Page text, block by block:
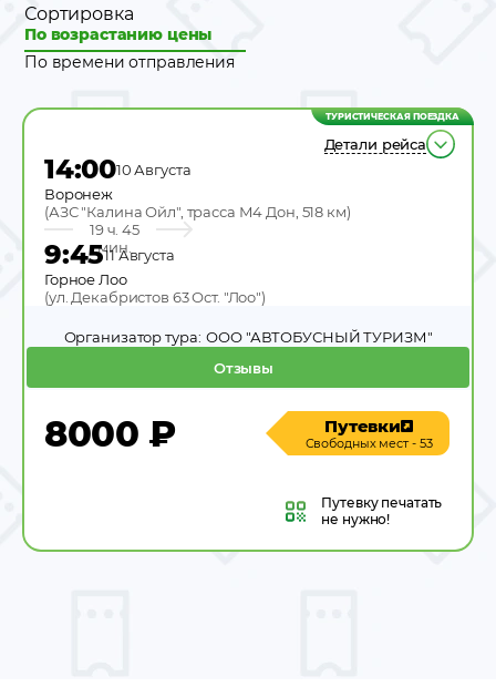
Сортировка
По возрастанию цены
По времени отправления
ТУРИСТИЧЕСКАЯ ПОЕЗДКА
Детали рейса
14:0010 Августа
Воронеж
(АЗС "Калина Ойл", трасса М4 Дон, 518 км)
19 ч. 45
мин.
9:4511 Августа
Горное Лоо
(ул. Декабристов 63 Ост. "Лоо")
Отзывы
Организатор тура: ООО "АВТОБУСНЫЙ ТУРИЗМ"
8000 ₽ Путевки
Свободных мест - 53
Путевкупечатать
не нужно!